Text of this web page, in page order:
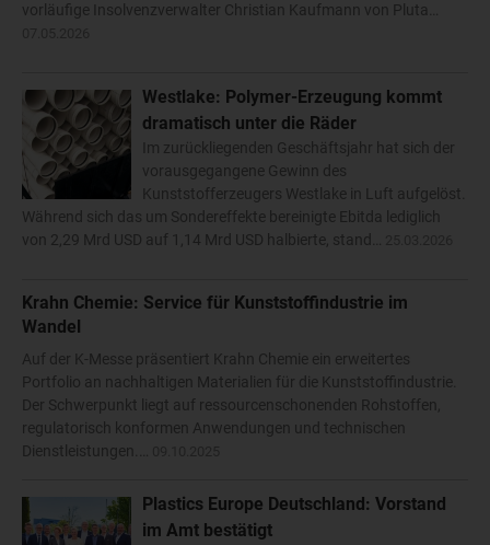
vorläufige Insolvenzverwalter Christian Kaufmann von Pluta…
Westlake: Polymer-Erzeugung kommt
dramatisch unter die Räder
Im zurückliegenden Geschäftsjahr hat sich der
vorausgegangene Gewinn des
Kunststofferzeugers Westlake in Luft aufgelöst.
Während sich das um Sondereffekte bereinigte Ebitda lediglich
von 2,29 Mrd USD auf 1,14 Mrd USD halbierte, stand…
Krahn Chemie: Service für Kunststoffindustrie im
Wandel
Auf der K-Messe präsentiert Krahn Chemie ein erweitertes
Portfolio an nachhaltigen Materialien für die Kunststoffindustrie.
Der Schwerpunkt liegt auf ressourcenschonenden Rohstoffen,
regulatorisch konformen Anwendungen und technischen
Dienstleistungen.…
Plastics Europe Deutschland: Vorstand
im Amt bestätigt